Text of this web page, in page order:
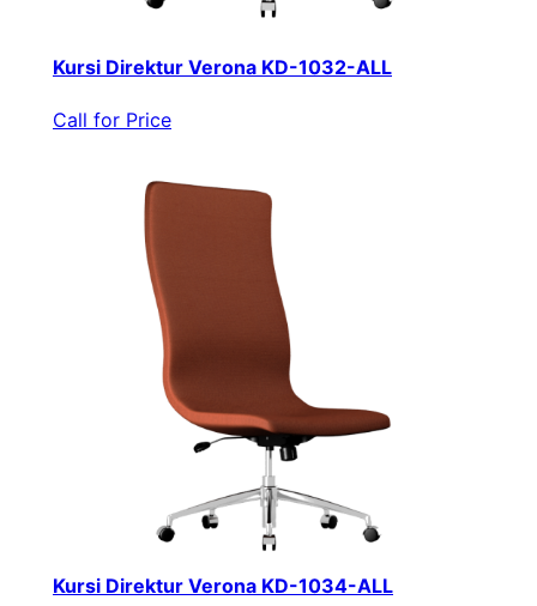
Kursi Direktur Verona KD-1032-ALL
Call for Price
Kursi Direktur Verona KD-1034-ALL